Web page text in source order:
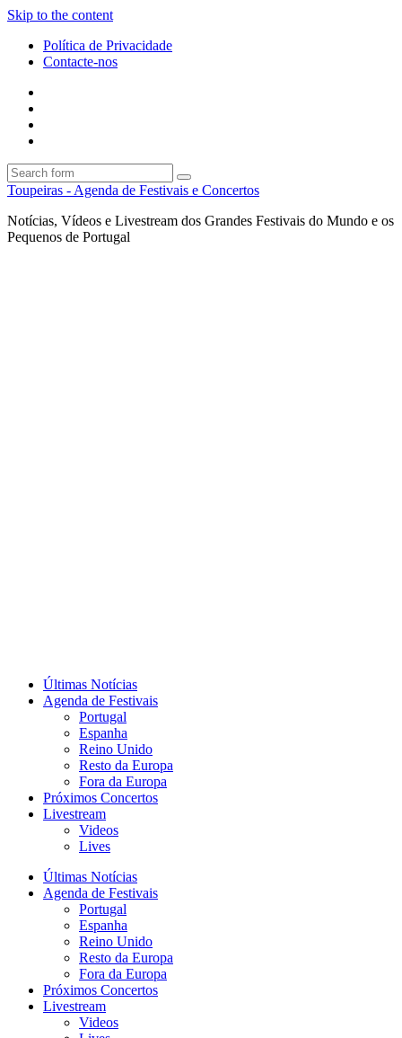
Skip to the content
Política de Privacidade
Contacte-nos
Search
Toupeiras - Agenda de Festivais e Concertos
Notícias, Vídeos e Livestream dos Grandes Festivais do Mundo e os
Pequenos de Portugal
Últimas Notícias
Agenda de Festivais
Portugal
Espanha
Reino Unido
Resto da Europa
Fora da Europa
Próximos Concertos
Livestream
Videos
Lives
Últimas Notícias
Agenda de Festivais
Portugal
Espanha
Reino Unido
Resto da Europa
Fora da Europa
Próximos Concertos
Livestream
Videos